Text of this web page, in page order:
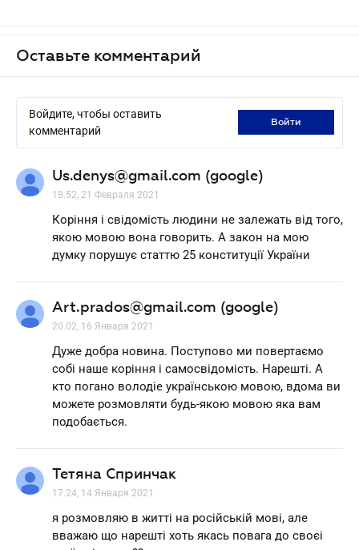
Оставьте комментарий
Войдите, чтобы оставить
комментарий
войти
Us.denys@gmail.com (google)
18.52, 21 Февраля 2021
Коріння і свідомість людини не залежать від того,
якою мовою вона говорить. А закон на мою
думку порушує статтю 25 конституції України
Art.prados@gmail.com (google)
20.02, 16 Января 2021
Дуже добра новина. Поступово ми повертаємо
собі наше коріння і самосвідомість. Нарешті. А
кто погано володіе українською мовою, вдома ви
можете розмовляти будь-якою мовою яка вам
подобається.
Тетяна Спринчак
17.24, 14 Января 2021
я розмовляю в житті на російській мові, але
вважаю що нарешті хоть якась повага до своєі